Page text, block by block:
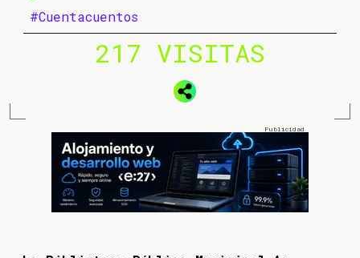
#Cuentacuentos
217 VISITAS